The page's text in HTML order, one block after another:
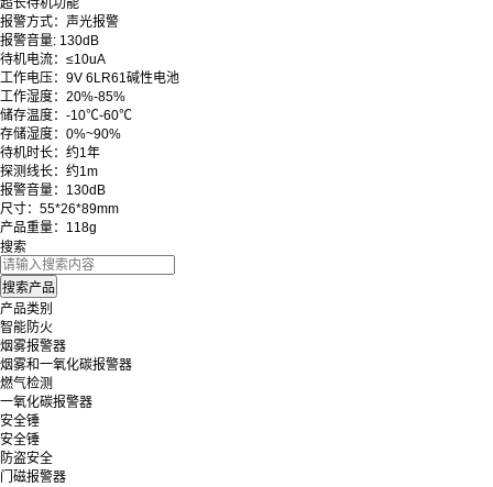
超长待机功能
报警方式：声光报警
报警音量: 130dB
待机电流：≤10uA
工作电压：9V 6LR61碱性电池
工作湿度：20%-85%
储存温度：-10℃-60℃
存储湿度：0%~90%
待机时长：约1年
探测线长：约1m
报警音量：130dB
尺寸：55*26*89mm
产品重量：118g
搜索
产品类别
智能防火
烟雾报警器
烟雾和一氧化碳报警器
燃气检测
一氧化碳报警器
安全锤
安全锤
防盗安全
门磁报警器